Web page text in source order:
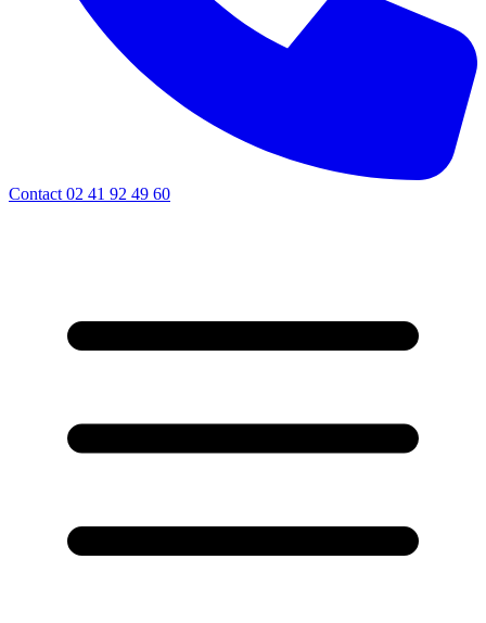
Contact 02 41 92 49 60